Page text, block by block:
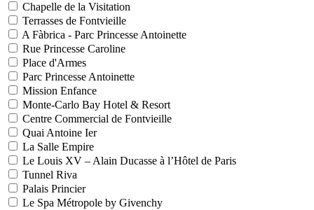
Chapelle de la Visitation
Terrasses de Fontvieille
A Fàbrica - Parc Princesse Antoinette
Rue Princesse Caroline
Place d'Armes
Parc Princesse Antoinette
Mission Enfance
Monte-Carlo Bay Hotel & Resort
Centre Commercial de Fontvieille
Quai Antoine Ier
La Salle Empire
Le Louis XV – Alain Ducasse à l’Hôtel de Paris
Tunnel Riva
Palais Princier
Le Spa Métropole by Givenchy